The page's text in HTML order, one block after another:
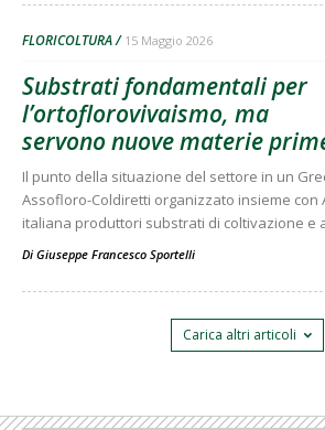
FLORICOLTURA 15 Maggio 2026
Substrati fondamentali per
l’ortoflorovivaismo, ma
servono nuove materie
Il punto della situazione del settore in un
Assofloro-Coldiretti organizzato insieme con
italiana produttori substrati di coltivazione e
Di Giuseppe Francesco Sportelli
Carica altri articoli